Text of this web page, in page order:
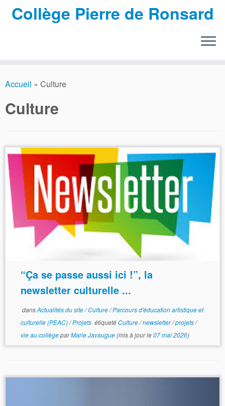
au
Collège Pierre de Ronsard
Accueil » Culture
Culture
“Ça se passe aussi ici !”, la
newsletter culturelle ...
dansActualités du site/Culture/Parcours d'éducation artistique et
culturelle (PEAC)/Projets étiquetéCulture/newsletter/projets/
vie au collègeparMarie Javaugue(mis à jour le07 mai 2026)